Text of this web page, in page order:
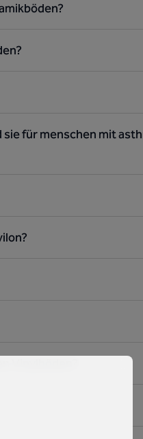
für menschen mit
Vinylböden?